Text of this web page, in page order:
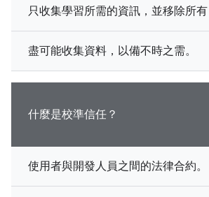
只收集學習所需的資訊，並移除所有
盡可能收集資料，以備不時之需。
什麼是校準信任？
使用者與開發人員之間的法律合約。